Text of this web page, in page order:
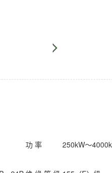
功 率 250kW～